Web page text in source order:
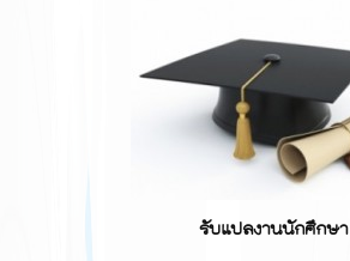
รับแปลงานนักศึกษา